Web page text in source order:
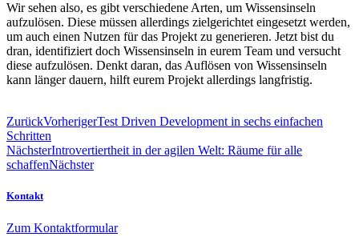
Wir sehen also, es gibt verschiedene Arten, um Wissensinseln
aufzulösen. Diese müssen allerdings zielgerichtet eingesetzt werden,
um auch einen Nutzen für das Projekt zu generieren. Jetzt bist du
dran, identifiziert doch Wissensinseln in eurem Team und versucht
diese aufzulösen. Denkt daran, das Auflösen von Wissensinseln
kann länger dauern, hilft eurem Projekt allerdings langfristig.
ZurückVorherigerTest Driven Development in sechs einfachen
Schritten
NächsterIntrovertiertheit in der agilen Welt: Räume für alle
schaffenNächster
Kontakt
Zum Kontaktformular